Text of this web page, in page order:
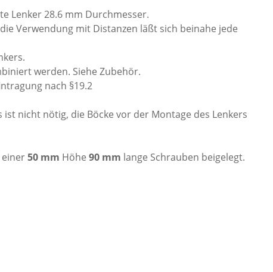
Lenker 28.6 mm Durchmesser.
Verwendung mit Distanzen läßt sich beinahe jede
werden. Siehe Zubehör.
nach §19.2
nicht nötig, die Böcke vor der Montage des Lenkers
einer50 mm Höhe 90 mm lange Schrauben beigelegt.